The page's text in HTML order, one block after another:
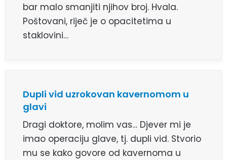
bar malo smanjiti njihov broj. Hvala.
Poštovani, riječ je o opacitetima u
staklovini…
Dupli vid uzrokovan kavernomom u
glavi
Dragi doktore, molim vas… Djever mi je
imao operaciju glave, tj. dupli vid. Stvorio
mu se kako govore od kavernoma u